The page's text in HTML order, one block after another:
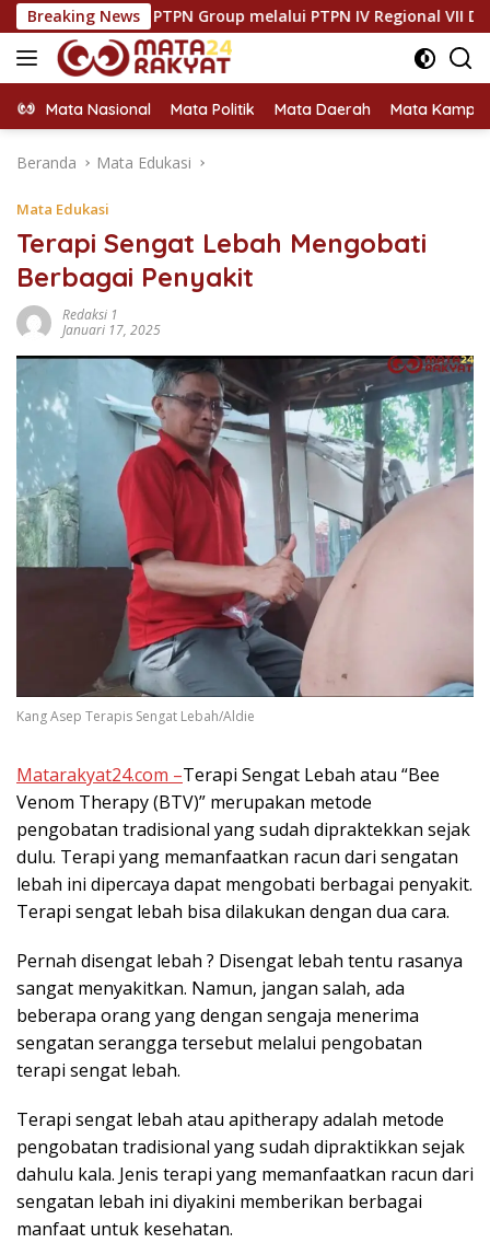
Langsung
ke
konten
Breaking News
Group melalui PTPN IV Regional VII Dukung Peningkatan
Mata Nasional Mata Politik Mata Daerah Mata
Beranda Mata Edukasi
Mata Edukasi
Terapi Sengat Lebah Mengobati
Berbagai Penyakit
Redaksi 1
Januari 17, 2025
Kang Asep Terapis Sengat Lebah/Aldie
Matarakyat24.com –Terapi Sengat Lebah atau “Bee
Venom Therapy (BTV)” merupakan metode
pengobatan tradisional yang sudah dipraktekkan sejak
dulu. Terapi yang memanfaatkan racun dari sengatan
lebah ini dipercaya dapat mengobati berbagai penyakit.
Terapi sengat lebah bisa dilakukan dengan dua cara.
Pernah disengat lebah ? Disengat lebah tentu rasanya
sangat menyakitkan. Namun, jangan salah, ada
beberapa orang yang dengan sengaja menerima
sengatan serangga tersebut melalui pengobatan
terapi sengat lebah.
Terapi sengat lebah atau apitherapy adalah metode
pengobatan tradisional yang sudah dipraktikkan sejak
dahulu kala. Jenis terapi yang memanfaatkan racun dari
sengatan lebah ini diyakini memberikan berbagai
manfaat untuk kesehatan.